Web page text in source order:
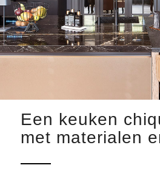
Een keuken
met materialen